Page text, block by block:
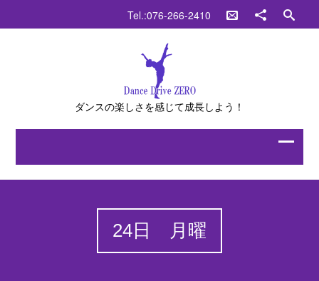
Tel.:076-266-2410
ダンスの楽しさを感じて成長しよう！
24日 月曜